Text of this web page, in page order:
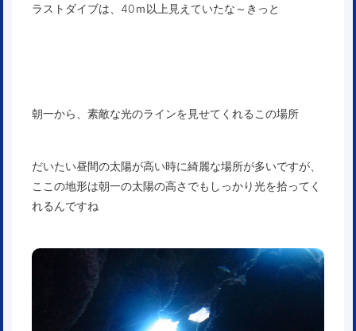
ラストダイブは、40ｍ以上見えていたな～きっと
朝一から、素敵な光のラインを見せてくれるこの場所
だいたい昼間の太陽が高い時に綺麗な場所が多いですが、
ここの地形は朝一の太陽の高さでもしっかり光を拾ってく
れるんですね